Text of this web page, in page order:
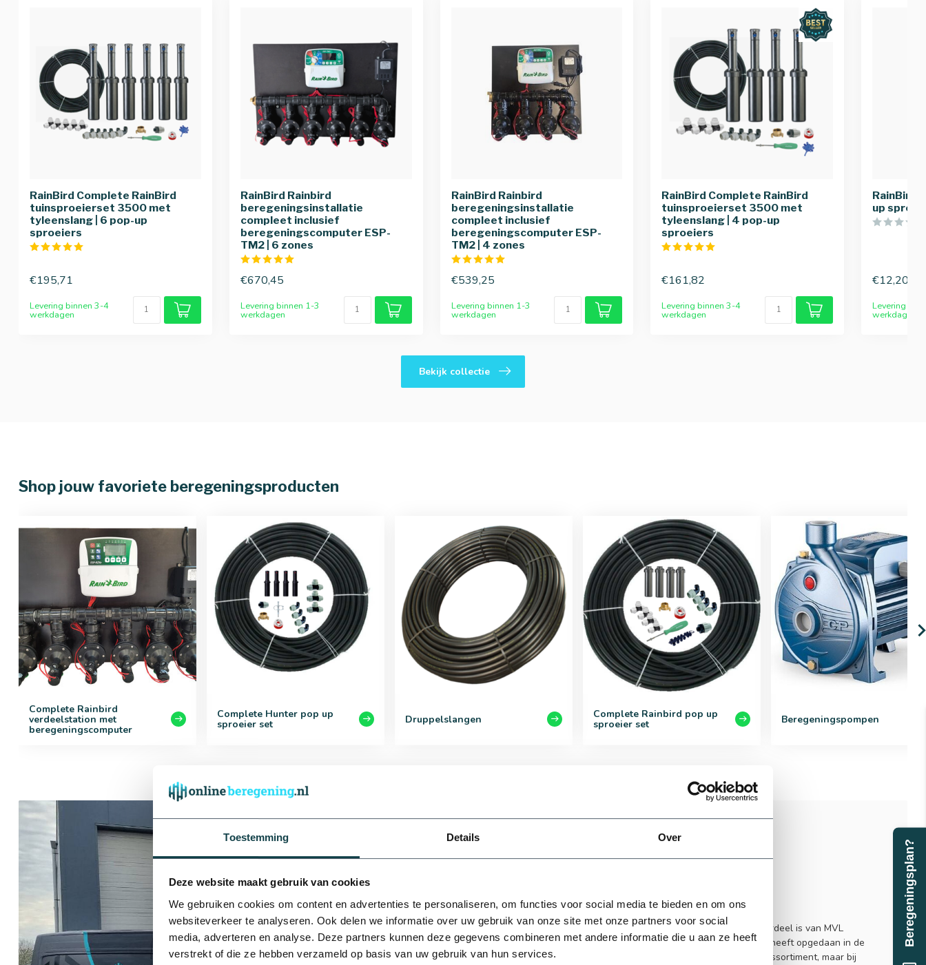
Toestemming Details Over
Deze website maakt gebruik van cookies
We gebruiken cookies om content en advertenties te personaliseren, om functies voor social media te bieden en om ons
websiteverkeer te analyseren. Ook delen we informatie over uw gebruik van onze site met onze partners voor social
media, adverteren en analyse. Deze partners kunnen deze gegevens combineren met andere informatie die u aan ze heeft
verstrekt of die ze hebben verzameld op basis van uw gebruik van hun services.
RainBird Complete RainBird
tuinsproeierset 3500 met
tyleenslang | 6 pop-up
sproeiers
€195,71
Levering binnen 3-4
werkdagen
RainBird Rainbird
beregeningsinstallatie
compleet inclusief
beregeningscomputer ESP-
TM2 | 6 zones
€670,45
Levering binnen 1-3
werkdagen
RainBird Rainbird
beregeningsinstallatie
compleet inclusief
beregeningscomputer ESP-
TM2 | 4 zones
€539,25
Levering binnen 1-3
werkdagen
RainBird Complete RainBird
tuinsproeierset 3500 met
tyleenslang | 4 pop-up
sproeiers
€161,82
Levering binnen 3-4
werkdagen
RainBird
up
€12,20
Levering
werkdagen
Bekijk collectie
Shop jouw favoriete beregeningsproducten
Complete Rainbird
verdeelstation met
beregeningscomputer
Complete Hunter pop up
sproeier set Druppelslangen Complete Rainbird pop up
sproeier set Beregeningspompen
Over Online Beregening
Online Beregening is een jong en enthousiast bedrijf dat onderdeel is van MVL
Beregening Techniek. Wij hebben jarenlange praktijk ervaring heeft opgedaan in de
beregeningstechniek. Daarnaast bieden niet alleen een ruim assortiment, maar bij
Beregeningsplan?